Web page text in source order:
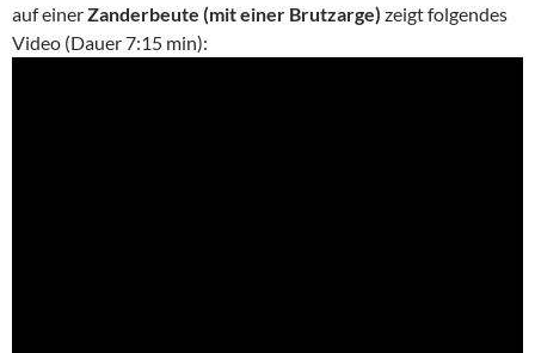
auf einerZanderbeute (mit einer Brutzarge) zeigt folgendes
Video (Dauer 7:15 min):